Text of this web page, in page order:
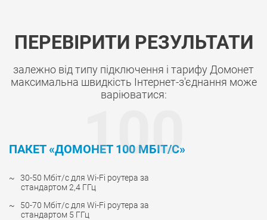
ПЕРЕВІРИТИ РЕЗУЛЬТАТИ
залежно від типу підключення і тарифу Домонет
максимальна швидкість Інтернет-з'єднання може
варіюватися:
100
ПАКЕТ «ДОМОНЕТ 100 МБІТ/С»
30-50 Мбіт/с для Wi-Fi роутера за
стандартом 2,4 ГГц
50-70 Мбіт/с для Wi-Fi роутера за
стандартом 5 ГГц